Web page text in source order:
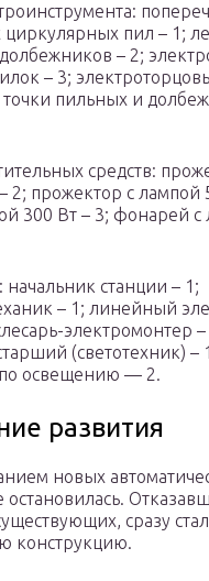
циркулярных пил – 1;
– 2;
– 3;
точки пильных и
средств:
2; прожектор с лампой
300 Вт – 3; фонарей с
начальник станции – 1;
– 1; линейный
электромонтер –
(светотехник) –
освещению — 2.
развития
новых
остановилась.
сразу
конструкцию.